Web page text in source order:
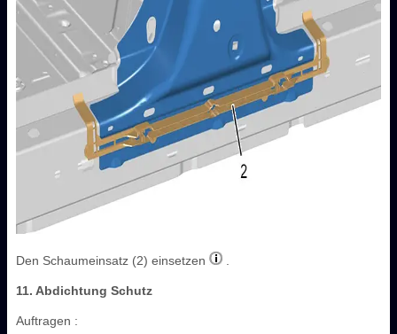
Den Schaumeinsatz (2) einsetzen
11. Abdichtung Schutz
Auftragen :